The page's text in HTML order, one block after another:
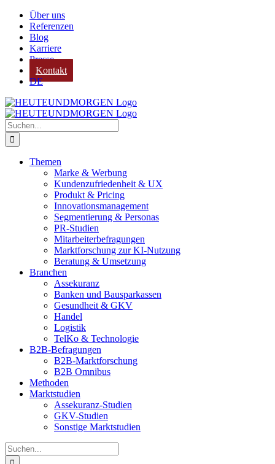
Zum
Inhalt
springen
Über uns
Referenzen
Blog
Karriere
Presse
Kontakt
DE
Suche
nach:
Themen
Marke & Werbung
Kundenzufriedenheit & UX
Produkt & Pricing
Innovationsmanagement
Segmentierung & Personas
PR-Studien
Mitarbeiterbefragungen
Marktforschung zur KI-Nutzung
Beratung & Umsetzung
Branchen
Assekuranz
Banken und Bausparkassen
Gesundheit & GKV
Handel
Logistik
TelKo & Technologie
B2B-Befragungen
B2B-Marktforschung
B2B Omnibus
Methoden
Marktstudien
Assekuranz-Studien
GKV-Studien
Sonstige Marktstudien
Suche
nach: